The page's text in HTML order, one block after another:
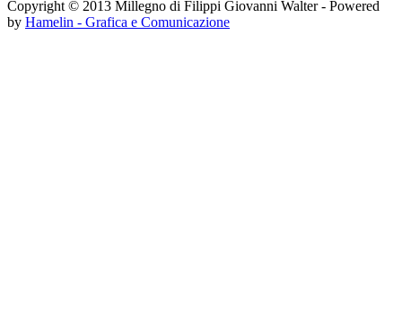
Copyright © 2013 Millegno di Filippi Giovanni Walter - Powered
by Hamelin - Grafica e Comunicazione